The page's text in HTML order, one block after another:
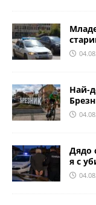
Най-
Дядо
я с